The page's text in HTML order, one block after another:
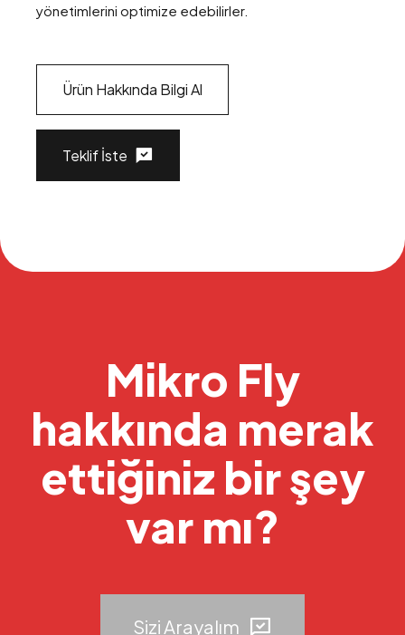
yönetimlerini optimize edebilirler.
Ürün Hakkında Bilgi Al
Teklif İste
Mikro Fly
hakkında merak
ettiğiniz bir şey
var mı?
Sizi Arayalım